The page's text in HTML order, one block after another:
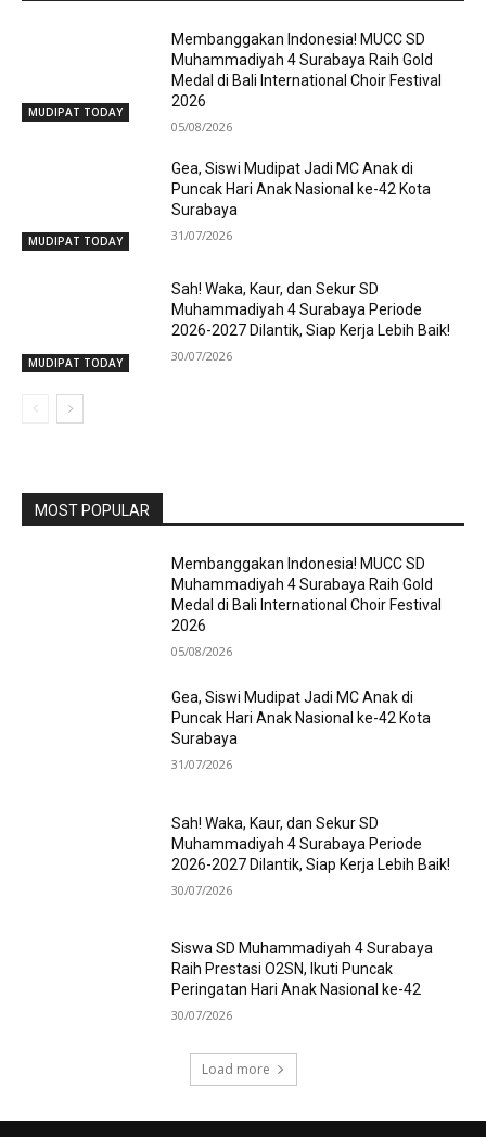
MUDIPAT TODAY
Membanggakan Indonesia! MUCC SD
Muhammadiyah 4 Surabaya Raih Gold
Medal di Bali International Choir Festival
2026
05/08/2026
MUDIPAT TODAY
Gea, Siswi Mudipat Jadi MC Anak di
Puncak Hari Anak Nasional ke-42 Kota
Surabaya
31/07/2026
MUDIPAT TODAY
Sah! Waka, Kaur, dan Sekur SD
Muhammadiyah 4 Surabaya Periode
2026-2027 Dilantik, Siap Kerja Lebih Baik!
30/07/2026
MOST POPULAR
Membanggakan Indonesia! MUCC SD
Muhammadiyah 4 Surabaya Raih Gold
Medal di Bali International Choir Festival
2026
05/08/2026
Gea, Siswi Mudipat Jadi MC Anak di
Puncak Hari Anak Nasional ke-42 Kota
Surabaya
31/07/2026
Sah! Waka, Kaur, dan Sekur SD
Muhammadiyah 4 Surabaya Periode
2026-2027 Dilantik, Siap Kerja Lebih Baik!
30/07/2026
Siswa SD Muhammadiyah 4 Surabaya
Raih Prestasi O2SN, Ikuti Puncak
Peringatan Hari Anak Nasional ke-42
30/07/2026
Load more